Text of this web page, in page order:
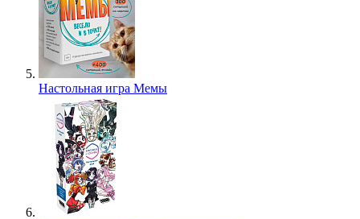
Настольная игра Мемы